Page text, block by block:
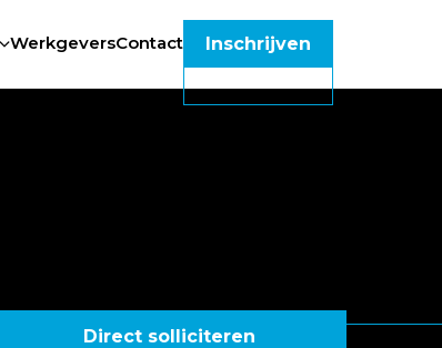
WerkgeversContact Inschrijven
Direct solliciteren